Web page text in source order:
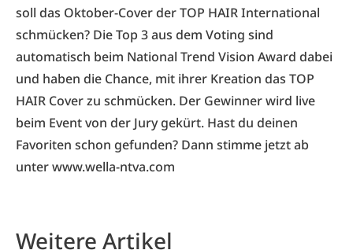
soll das Oktober-Cover der TOP HAIR International
schmücken? Die Top 3 aus dem Voting sind
automatisch beim National Trend Vision Award dabei
und haben die Chance, mit ihrer Kreation das TOP
HAIR Cover zu schmücken. Der Gewinner wird live
beim Event von der Jury gekürt. Hast du deinen
Favoriten schon gefunden? Dann stimme jetzt ab
unterwww.wella-ntva.com
Weitere Artikel